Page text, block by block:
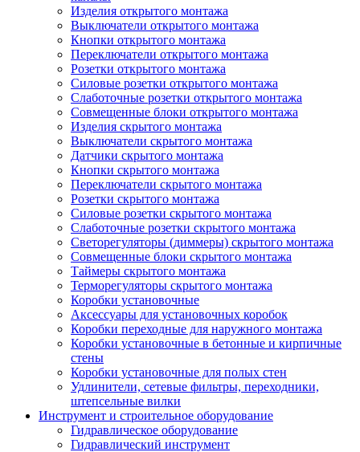
Изделия открытого монтажа
Выключатели открытого монтажа
Кнопки открытого монтажа
Переключатели открытого монтажа
Розетки открытого монтажа
Силовые розетки открытого монтажа
Слаботочные розетки открытого монтажа
Совмещенные блоки открытого монтажа
Изделия скрытого монтажа
Выключатели скрытого монтажа
Датчики скрытого монтажа
Кнопки скрытого монтажа
Переключатели скрытого монтажа
Розетки скрытого монтажа
Силовые розетки скрытого монтажа
Слаботочные розетки скрытого монтажа
Светорегуляторы (диммеры) скрытого монтажа
Совмещенные блоки скрытого монтажа
Таймеры скрытого монтажа
Терморегуляторы скрытого монтажа
Коробки установочные
Аксессуары для установочных коробок
Коробки переходные для наружного монтажа
Коробки установочные в бетонные и кирпичные
стены
Коробки установочные для полых стен
Удлинители, сетевые фильтры, переходники,
штепсельные вилки
Инструмент и строительное оборудование
Гидравлическое оборудование
Гидравлический инструмент